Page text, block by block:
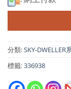
分類:SKY-DWELLER
標籤:336938